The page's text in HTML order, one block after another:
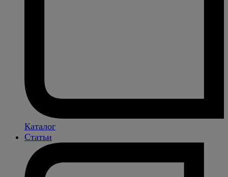
Каталог
Статьи